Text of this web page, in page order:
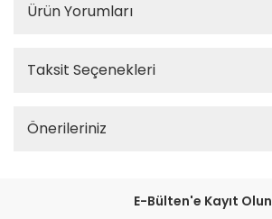
Ürün Yorumları
Taksit Seçenekleri
Önerileriniz
E-Bülten'e Kayıt Olun